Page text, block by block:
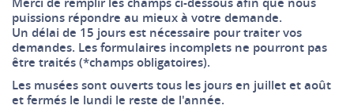
puissions répondre au mieux à votre demande.
Un délai de 15 jours est nécessaire pour traiter vos
demandes. Les formulaires incomplets ne pourront pas
être traités (*champs obligatoires).
Les musées sont ouverts tous les jours en juillet et août
et fermés le lundi le reste de l'année.